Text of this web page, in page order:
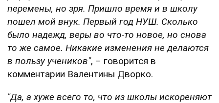
перемены, но зря. Пришло время и в школу
пошел мой внук. Первый год НУШ. Сколько
было надежд, веры во что-то новое, но снова
то же самое. Никакие изменения не делаются
в пользу учеников", – говорится в
комментарии Валентины Дворко.
"Да, а хуже всего то, что из школы искореняют